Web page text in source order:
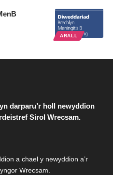
ARALL
Sirol Wrecsam.
a chael y newyddion a’r
Wrecsam.